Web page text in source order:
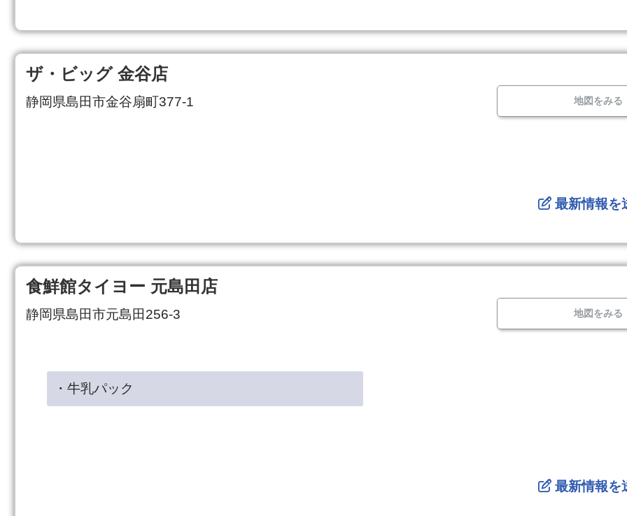
ザ・ビッグ 金谷店
静岡県島田市金谷扇町377-1 地図をみる
最新情報を
食鮮館タイヨー 元島田店
静岡県島田市元島田256-3 地図をみる
・牛乳パック
最新情報を